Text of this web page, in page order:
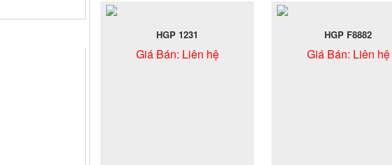
HGP 1231
Giá Bán: Liên hệ
HGP F8882
Giá Bán: Liên hệ